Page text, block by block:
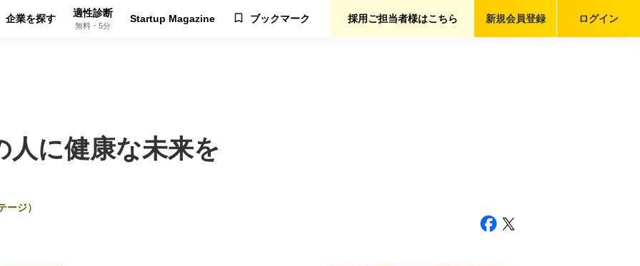
企業を探す 適性診断
無料・5分
Startup Magazine ブックマーク 採用ご担当者様はこちら ログイン
新規会員登録
に健康な未来を
ジ）